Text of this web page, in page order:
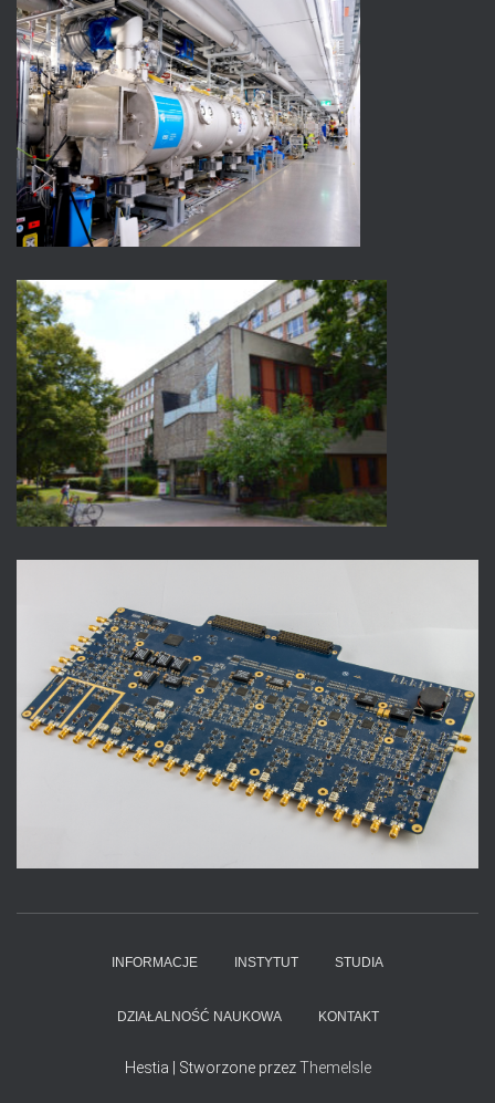
INFORMACJE INSTYTUT STUDIA
DZIAŁALNOŚĆ NAUKOWA KONTAKT
Hestia | Stworzone przezThemeIsle